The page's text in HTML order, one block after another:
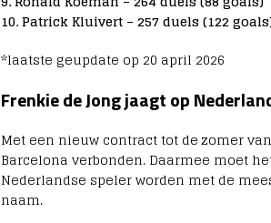
10. Patrick Kluivert – 257 duels (122
*laatste geupdate op 20 april 2026
Frenkie de Jong jaagt op
Met een nieuw contract tot de zomer
Barcelona verbonden. Daarmee moet
Nederlandse speler worden met de
naam.